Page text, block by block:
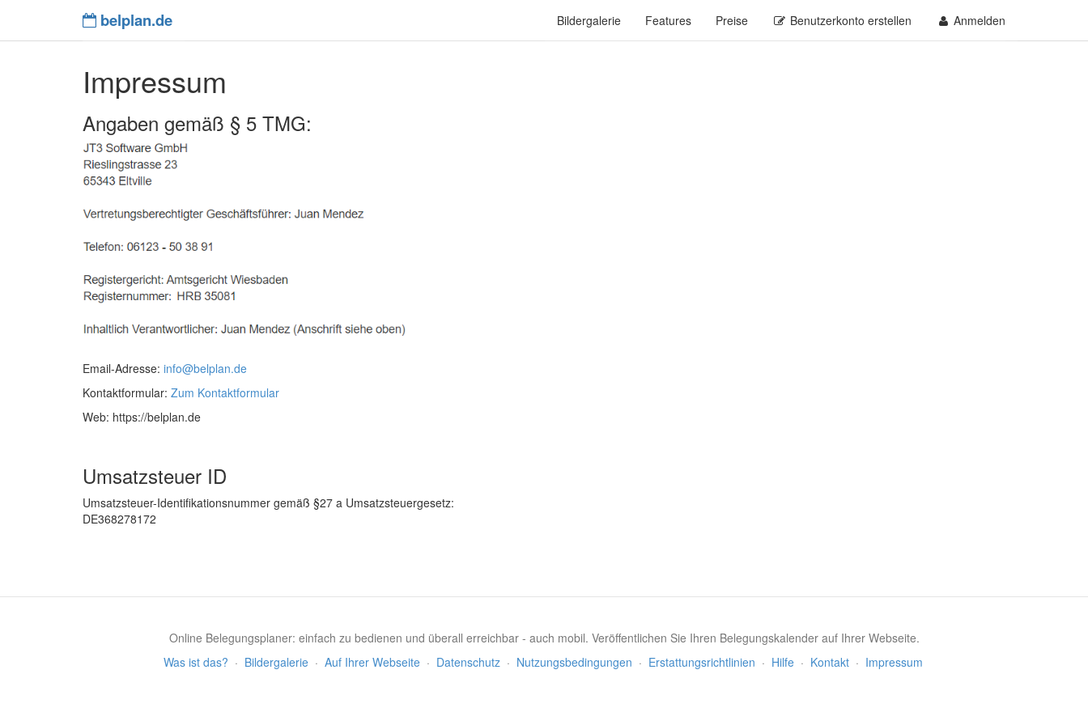
belplan.de Bildergalerie Features Preise Benutzerkonto erstellen Anmelden
Impressum
Angaben gemäß § 5 TMG:
Email-Adresse: info@belplan.de
Kontaktformular: Zum Kontaktformular
Web: https://belplan.de
Umsatzsteuer ID
Umsatzsteuer-Identifikationsnummer gemäß §27 a Umsatzsteuergesetz:
DE368278172
Online Belegungsplaner: einfach zu bedienen und überall erreichbar - auch mobil. Veröffentlichen Sie Ihren Belegungskalender auf Ihrer Webseite.
Was ist das? · Bildergalerie · Auf Ihrer Webseite · Datenschutz · Nutzungsbedingungen · Erstattungsrichtlinien · Hilfe · Kontakt · Impressum